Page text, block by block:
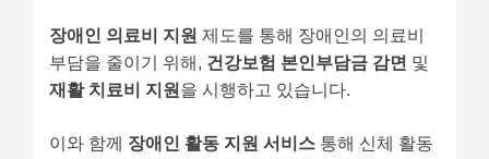
장애인 의료비 지원 제도를 통해 장애인의 의료비
부담을 줄이기 위해, 건강보험 본인부담금 감면 및
재활 치료비 지원 을 시행하고 있습니다.
이와 함께 장애인 활동 지원 서비스 통해 신체 활동